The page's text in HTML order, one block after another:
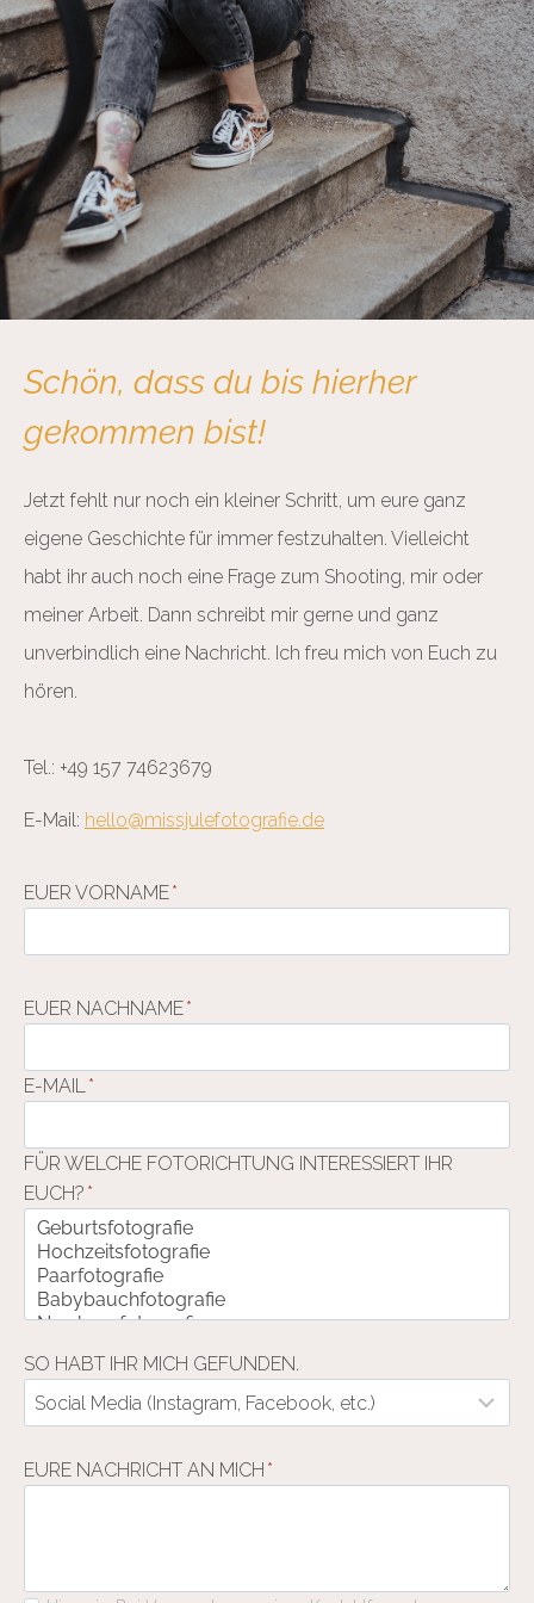
Schön, dass du bis hierher
gekommen bist!
Jetzt fehlt nur noch ein kleiner Schritt, um eure ganz
eigene Geschichte für immer festzuhalten. Vielleicht
habt ihr auch noch eine Frage zum Shooting, mir oder
meiner Arbeit. Dann schreibt mir gerne und ganz
unverbindlich eine Nachricht. Ich freu mich von Euch zu
hören.
Tel.: +49 157 74623679
E-Mail: hello@missjulefotografie.de
EUER VORNAME*
EUER NACHNAME*
E-MAIL*
FÜR WELCHE FOTORICHTUNG INTERESSIERT IHR
EUCH? *
SO HABT IHR MICH GEFUNDEN.
EURE NACHRICHT AN MICH *